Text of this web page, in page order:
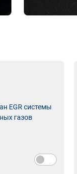
EGR системы
газов